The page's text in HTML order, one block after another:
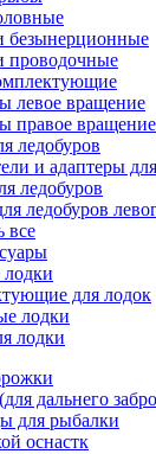
безынерционные
проводочные
левое вращение
правое вращение
ледобуров
и адаптеры
ледобуров
ледобуров
все
для лодок
лодки
лодки
дальнего
для рыбалки
оснастк